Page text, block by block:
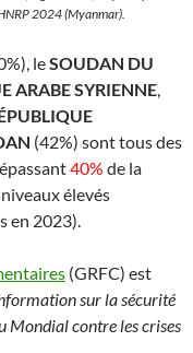
2024 (Myanmar).
leSOUDAN DU
ARABE SYRIENNE,
(42%) sont tous des
40% de la
élevés
en 2023).
(GRFC) est
sur la sécurité
Mondial contre les crises